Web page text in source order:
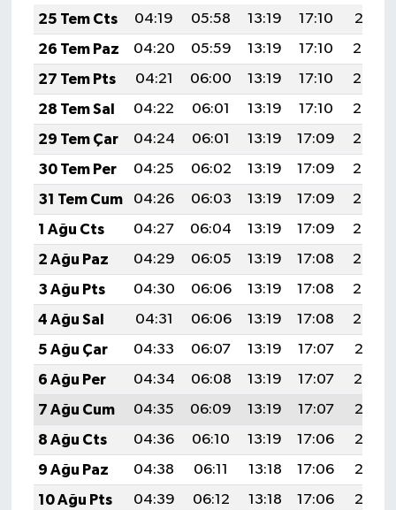
25 Tem Cts
04:19 05:58 13:19 17:10
20:31
26 Tem Paz
04:20 05:59 13:19 17:10
20:30
27 Tem Pts
04:21 06:00 13:19 17:10
20:29
28 Tem Sal
04:22 06:01 13:19 17:10
20:28
29 Tem Çar
04:24 06:01 13:19 17:09
20:27
30 Tem Per
04:25 06:02 13:19 17:09
20:26
31 Tem Cum
04:26 06:03 13:19 17:09
20:26
1 Ağu Cts
04:27 06:04 13:19 17:09
20:25
2 Ağu Paz
04:29 06:05 13:19 17:08
20:24
3 Ağu Pts
04:30 06:06 13:19 17:08
20:23
4 Ağu Sal
04:31 06:06 13:19 17:08
20:22
5 Ağu Çar
04:33 06:07 13:19 17:07
20:21
6 Ağu Per
04:34 06:08 13:19 17:07
20:19
7 Ağu Cum
04:35 06:09 13:19 17:07
20:18
8 Ağu Cts
04:36 06:10 13:19 17:06
20:17
9 Ağu Paz
04:38 06:11 13:18 17:06
20:16
10 Ağu Pts
04:39 06:12 13:18 17:06
20:15